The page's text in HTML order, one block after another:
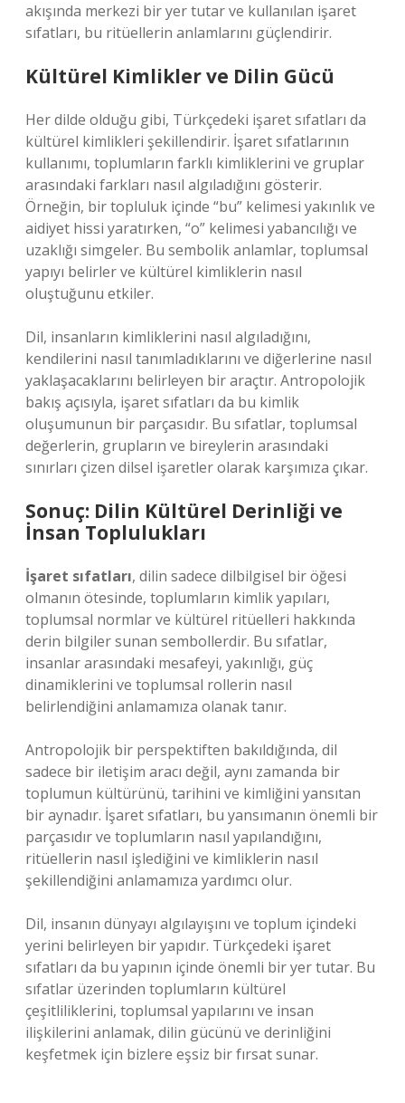
akışında merkezi bir yer tutar ve kullanılan işaret
sıfatları, bu ritüellerin anlamlarını güçlendirir.
Kültürel Kimlikler ve Dilin Gücü
Her dilde olduğu gibi, Türkçedeki işaret sıfatları da
kültürel kimlikleri şekillendirir. İşaret sıfatlarının
kullanımı, toplumların farklı kimliklerini ve gruplar
arasındaki farkları nasıl algıladığını gösterir.
Örneğin, bir topluluk içinde “bu” kelimesi yakınlık ve
aidiyet hissi yaratırken, “o” kelimesi yabancılığı ve
uzaklığı simgeler. Bu sembolik anlamlar, toplumsal
yapıyı belirler ve kültürel kimliklerin nasıl
oluştuğunu etkiler.
Dil, insanların kimliklerini nasıl algıladığını,
kendilerini nasıl tanımladıklarını ve diğerlerine nasıl
yaklaşacaklarını belirleyen bir araçtır. Antropolojik
bakış açısıyla, işaret sıfatları da bu kimlik
oluşumunun bir parçasıdır. Bu sıfatlar, toplumsal
değerlerin, grupların ve bireylerin arasındaki
sınırları çizen dilsel işaretler olarak karşımıza çıkar.
Sonuç: Dilin Kültürel Derinliği ve
İnsan Toplulukları
İşaret sıfatları, dilin sadece dilbilgisel bir öğesi
olmanın ötesinde, toplumların kimlik yapıları,
toplumsal normlar ve kültürel ritüelleri hakkında
derin bilgiler sunan sembollerdir. Bu sıfatlar,
insanlar arasındaki mesafeyi, yakınlığı, güç
dinamiklerini ve toplumsal rollerin nasıl
belirlendiğini anlamamıza olanak tanır.
Antropolojik bir perspektiften bakıldığında, dil
sadece bir iletişim aracı değil, aynı zamanda bir
toplumun kültürünü, tarihini ve kimliğini yansıtan
bir aynadır. İşaret sıfatları, bu yansımanın önemli bir
parçasıdır ve toplumların nasıl yapılandığını,
ritüellerin nasıl işlediğini ve kimliklerin nasıl
şekillendiğini anlamamıza yardımcı olur.
Dil, insanın dünyayı algılayışını ve toplum içindeki
yerini belirleyen bir yapıdır. Türkçedeki işaret
sıfatları da bu yapının içinde önemli bir yer tutar. Bu
sıfatlar üzerinden toplumların kültürel
çeşitliliklerini, toplumsal yapılarını ve insan
ilişkilerini anlamak, dilin gücünü ve derinliğini
keşfetmek için bizlere eşsiz bir fırsat sunar.